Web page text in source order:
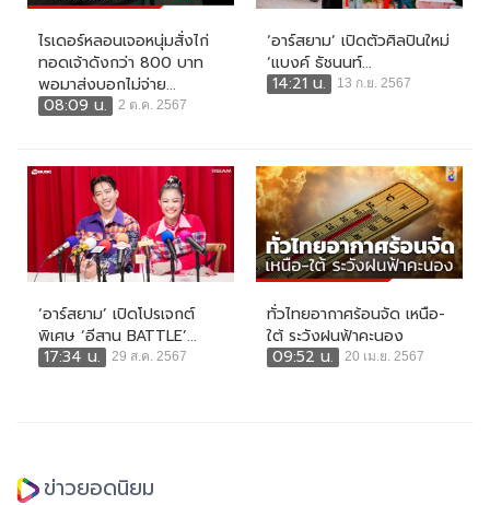
ไรเดอร์หลอนเจอหนุ่มสั่งไก่
ทอดเจ้าดังกว่า 800 บาท
พอมาส่งบอกไม่จ่าย...
08:09 น.
2 ต.ค. 2567
‘อาร์สยาม’ เปิดตัวศิลปินใหม่
‘แบงค์ ธัชนนท์...
14:21 น.
13 ก.ย. 2567
‘อาร์สยาม’ เปิดโปรเจกต์
พิเศษ ‘อีสาน BATTLE’...
17:34 น.
29 ส.ค. 2567
ทั่วไทยอากาศร้อนจัด เหนือ-
ใต้ ระวังฝนฟ้าคะนอง
09:52 น.
20 เม.ย. 2567
ข่าวยอดนิยม